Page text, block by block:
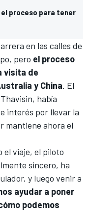
proceso para tener
en las calles de
pero el proceso
visita de
y China. El
había
interés por llevar la
mantiene ahora el
el viaje, el piloto
sincero, ha
y luego venir a
ayudar a poner
podemos